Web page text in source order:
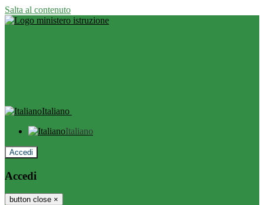
Salta al contenuto
Italiano
Italiano
Accedi
Accedi
button close ×